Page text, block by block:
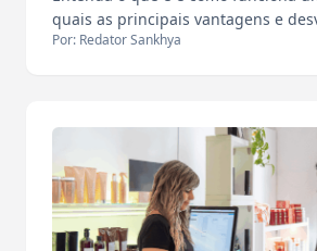
quais as principais vantagens e
Por: Redator Sankhya